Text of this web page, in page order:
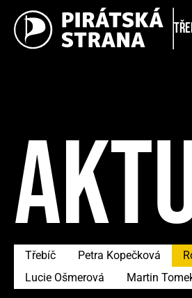
Třebíč Petra Kopečková
Lucie Ošmerová
Martin